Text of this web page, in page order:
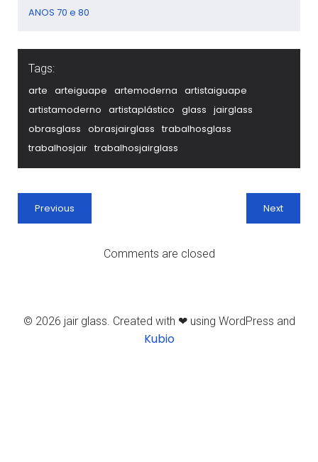
ANOS 70 e 80
Tags:
arte arteiguape artemoderna artistaiguape
artistamoderno artistaplástico glass jairglass
obrasglass obrasjairglass trabalhosglass
trabalhosjair trabalhosjairglass
Previous Next
Comments are closed
© 2026 jair glass. Created with ❤ using WordPress and
Kubio